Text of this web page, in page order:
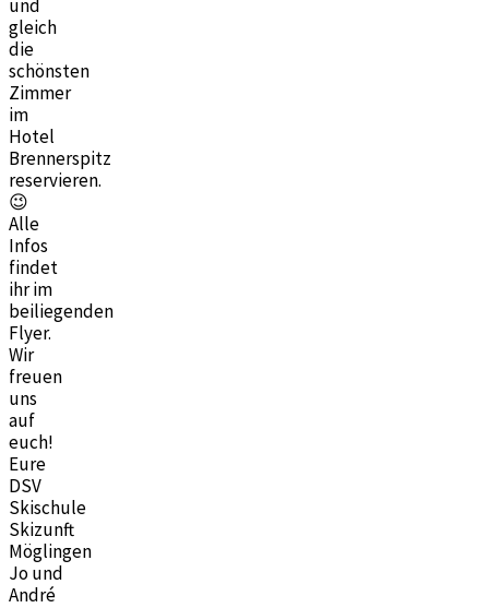
und
gleich
die
schönsten
Zimmer
im
Hotel
Brennerspitz
reservieren.
😉
Alle
Infos
findet
ihr im
beiliegenden
Flyer.
Wir
freuen
uns
auf
euch!
Eure
DSV
Skischule
Skizunft
Möglingen
Jo und
André